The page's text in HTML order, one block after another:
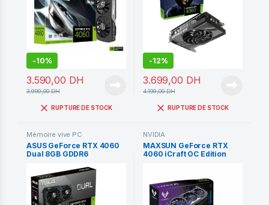
-10%
3.590,00 DH
3.999,00DH
RUPTURE DE STOCK
-12%
3.699,00 DH
4.199,00DH
RUPTURE DE STOCK
Mémoire vive PC
ASUS GeForce RTX 4060
Dual 8GB GDDR6
NVIDIA
MAXSUN GeForce RTX
4060 iCraft OC Edition